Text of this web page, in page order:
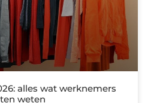
alles wat werknemers
weten